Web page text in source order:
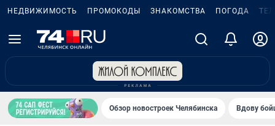
НЕДВИЖИМОСТЬ ПРОМОКОДЫ ЗНАКОМСТВА ПОГОДА
Обзор новостроек Челябинска Вдову